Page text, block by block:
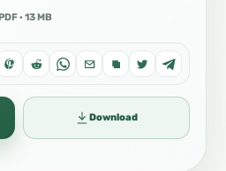
· 13 MB
Download